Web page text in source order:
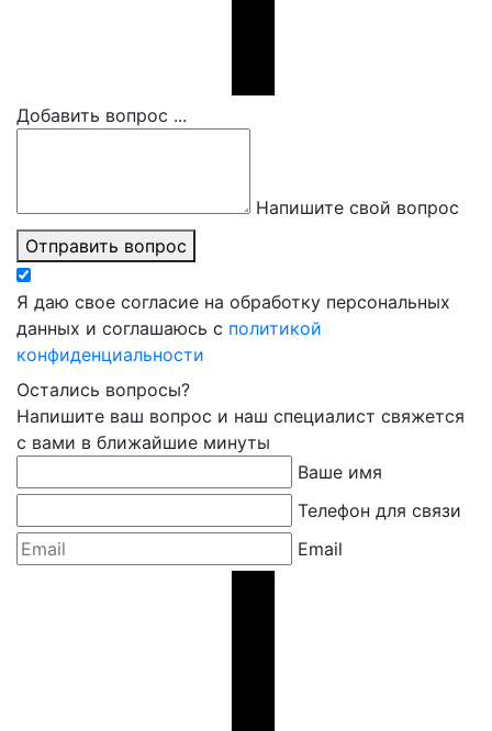
Добавить вопрос ...
Напишите свой вопрос
Отправить вопрос
Я даю свое согласие на обработку персональных
данных и соглашаюсь с политикой
конфиденциальности
Остались вопросы?
Напишите ваш вопрос и наш специалист свяжется
с вами в ближайшие минуты
Ваше имя
Телефон для связи
Email